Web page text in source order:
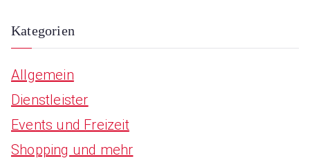
r
Kategorien
Allgemein
Dienstleister
Events und Freizeit
Shopping und mehr